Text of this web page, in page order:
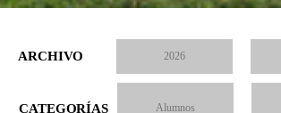
ARCHIVO 2026
CATEGORÍAS Alumnos